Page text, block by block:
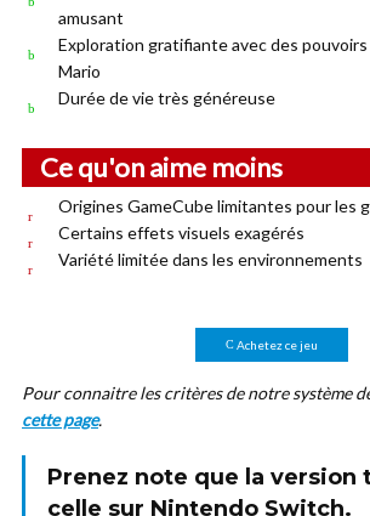
amusant
Exploration gratifiante avec des
Mario
Durée de vie très généreuse
Ce qu'on aime moins
Origines GameCube limitantes pour les
Certains effets visuels exagérés
Variété limitée dans les environnements
Achetez ce jeu
Pour connaitre les critères de notre système
cette page.
Prenez note que la version
celle sur Nintendo Switch.